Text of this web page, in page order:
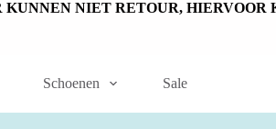
KUNNEN NIET RETOUR, HIERVOOR
Schoenen Sale